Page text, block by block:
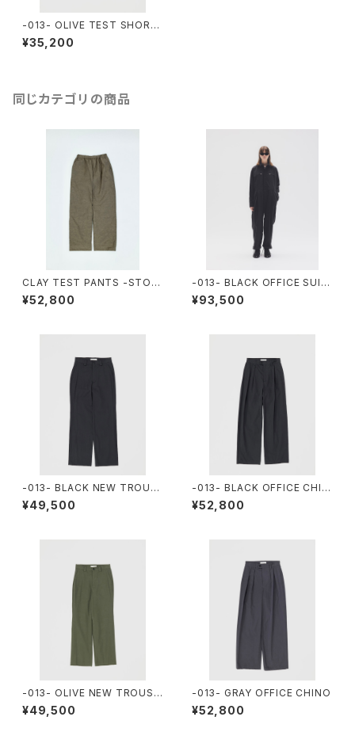
-013- OLIVE TEST SHORT
S
¥35,200
同じカテゴリの商品
CLAY TEST PANTS -STOR
E EXCLUSIVE-
¥52,800
-013- BLACK OFFICE SUIT
S
¥93,500
-013- BLACK NEW TROUS
ERS
¥49,500
-013- BLACK OFFICE CHIN
O
¥52,800
-013- OLIVE NEW TROUSE
RS
¥49,500
-013- GRAY OFFICE CHINO
¥52,800